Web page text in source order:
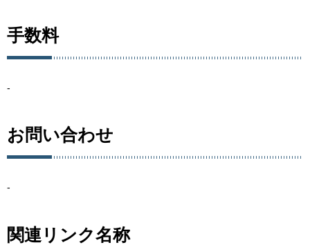
手数料
-
お問い合わせ
-
関連リンク名称